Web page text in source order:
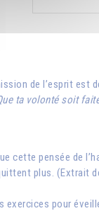
de l’esprit
ta volonté soit
pensée de
plus. (Extrait
exercices pour